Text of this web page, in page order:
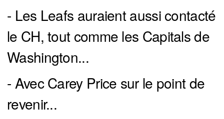
- Les Leafs auraient aussi contacté
le CH, tout comme les Capitals de
Washington...
- Avec Carey Price sur le point de
revenir...